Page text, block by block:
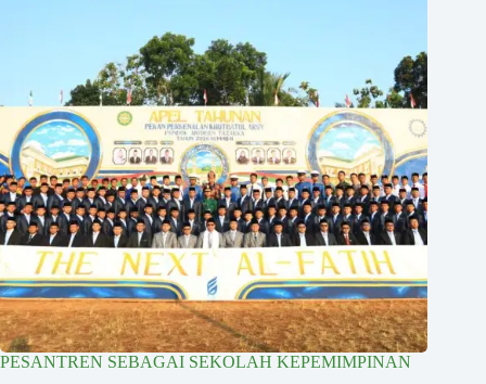
PESANTREN SEBAGAI SEKOLAH KEPEMIMPINAN